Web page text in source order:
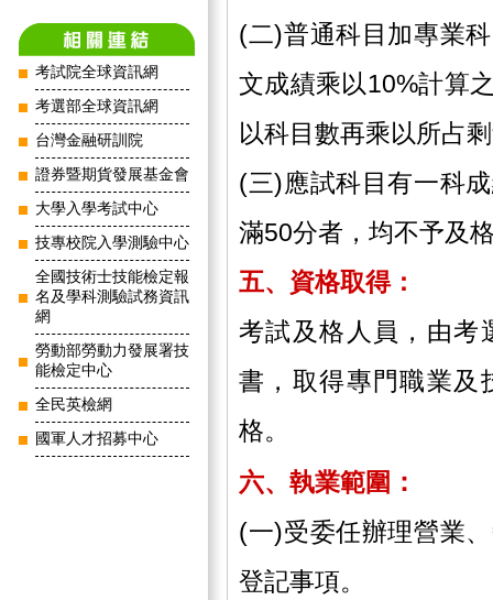
考試院全球資訊網
考選部全球資訊網
台灣金融研訓院
證券暨期貨發展基金會
大學入學考試中心
技專校院入學測驗中心
全國技術士技能檢定報
名及學科測驗試務資訊
網
勞動部勞動力發展署技
能檢定中心
全民英檢網
國軍人才招募中心
(二)普通科目加專業
文成績乘以10%計算
以科目數再乘以所占
(三)應試科目有一科
滿50分者，均不予及
五、資格取得：
考試及格人員，由考
書，取得專門職業及
格。
六、執業範圍 ：
(一)受委任辦理營業
登記事項。